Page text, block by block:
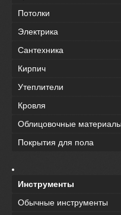
Потолки
Электрика
Сантехника
Кирпич
Утеплители
Кровля
Облицовочные материалы
Покрытия для пола
Инструменты
Обычные инструменты